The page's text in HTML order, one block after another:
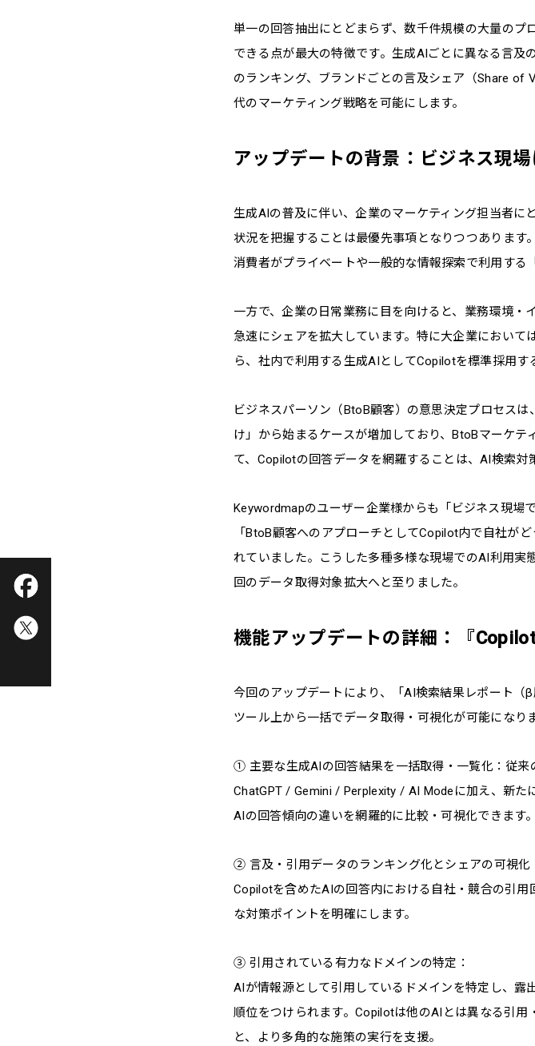
単一の回答抽出にとどまらず、数千件規模の大量の
できる点が最大の特徴です。生成AIごとに異なる言及
のランキング、ブランドごとの言及シェア（Share of
代のマーケティング戦略を可能にします。
アップデートの背景：ビジネス現
生成AIの普及に伴い、企業のマーケティング担当者に
状況を把握することは最優先事項となりつつありま
消費者がプライベートや一般的な情報探索で利用する
一方で、企業の日常業務に目を向けると、業務環境
急速にシェアを拡大しています。特に大企業におい
ら、社内で利用する生成AIとしてCopilotを標準採用す
ビジネスパーソン（BtoB顧客）の意思決定プロセス
け」から始まるケースが増加しており、BtoBマーケ
て、Copilotの回答データを網羅することは、AI検索対
Keywordmapのユーザー企業様からも「ビジネス現場
「BtoB顧客へのアプローチとしてCopilot内で自社が
れていました。こうした多種多様な現場でのAI利用
回のデータ取得対象拡大へと至りました。
機能アップデートの詳細：『
今回のアップデートにより、「AI検索結果レポート（
ツール上から一括でデータ取得・可視化が可能になり
① 主要な生成AIの回答結果を一括取得・一覧化：従来
ChatGPT / Gemini / Perplexity / AI Modeに加え、新
AIの回答傾向の違いを網羅的に比較・可視化できます。
② 言及・引用データのランキング化とシェアの可視化
Copilotを含めたAIの回答内における自社・競合の引
な対策ポイントを明確にします。
③ 引用されている有力なドメインの特定：
AIが情報源として引用しているドメインを特定し、
順位をつけられます。Copilotは他のAIとは異なる引
と、より多角的な施策の実行を支援。